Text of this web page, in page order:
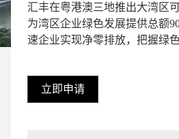
汇丰在粤港澳三地推出大湾区
为湾区企业绿色发展提供总额
速企业实现净零排放，把握绿色
立即申请